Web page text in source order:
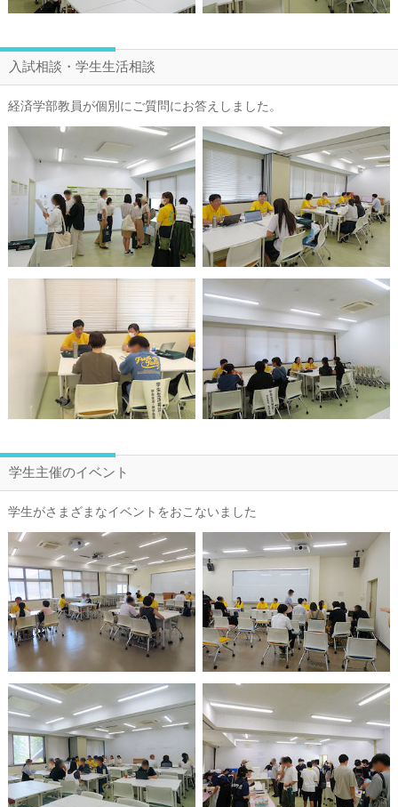
入試相談・学生生活相談
経済学部教員が個別にご質問にお答えしました。
学生主催のイベント
学生がさまざまなイベントをおこないました